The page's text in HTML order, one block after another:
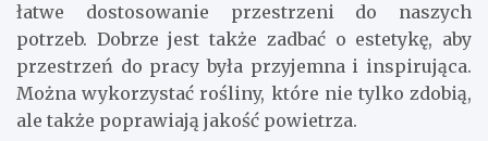
łatwe dostosowanie przestrzeni do naszych
potrzeb. Dobrze jest także zadbać o estetykę, aby
przestrzeń do pracy była przyjemna i inspirująca.
Można wykorzystać rośliny, które nie tylko zdobią,
ale także poprawiają jakość powietrza.